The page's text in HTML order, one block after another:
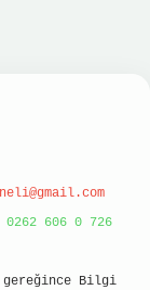
0262 606 0 726
gereğince Bilgi